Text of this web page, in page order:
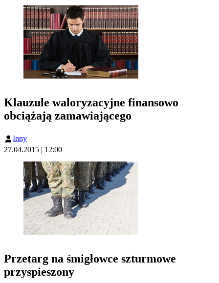
Klauzule waloryzacyjne finansowo
obciążają zamawiającego
Inny
27.04.2015 | 12:00
Przetarg na śmigłowce szturmowe
przyspieszony